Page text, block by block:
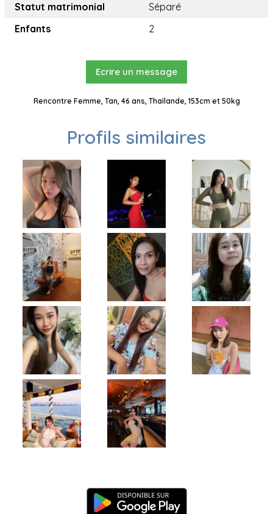
Statut matrimonial
Séparé
Enfants
2
Ecrire un message
Rencontre Femme, Tan, 46 ans, Thaïlande, 153cm et 50kg
Profils similaires